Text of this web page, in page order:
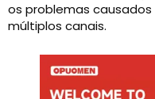
os problemas
múltiplos canais.